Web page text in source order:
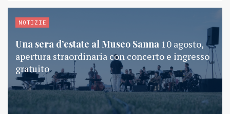
NOTIZIE
Una sera d’estate al Museo Sanna 10 agosto,
apertura straordinaria con concerto e ingresso
gratuito